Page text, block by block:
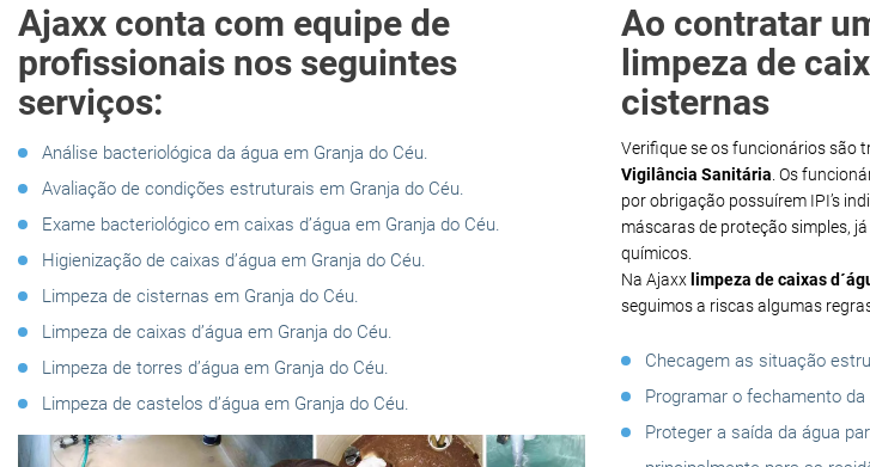
Ajaxx conta com equipe de
profissionais nos seguintes
serviços:
Análise bacteriológica da água em Granja do Céu.
Avaliação de condições estruturais em Granja do Céu.
Exame bacteriológico em caixas d’água em Granja do Céu.
Higienização de caixas d’água em Granja do Céu.
Limpeza de cisternas em Granja do Céu.
Limpeza de caixas d’água em Granja do Céu.
Limpeza de torres d’água em Granja do Céu.
Limpeza de castelos d’água em Granja do Céu.
Ao contratar
limpeza de
cisternas
Verifique se os funcionários são
Vigilância Sanitária . Os
por obrigação possuírem IPI’s
máscaras de proteção simples,
químicos.
Na Ajaxx limpeza de caixas
seguimos a riscas algumas
Checagem as situação
Programar o fechamento
Proteger a saída da água